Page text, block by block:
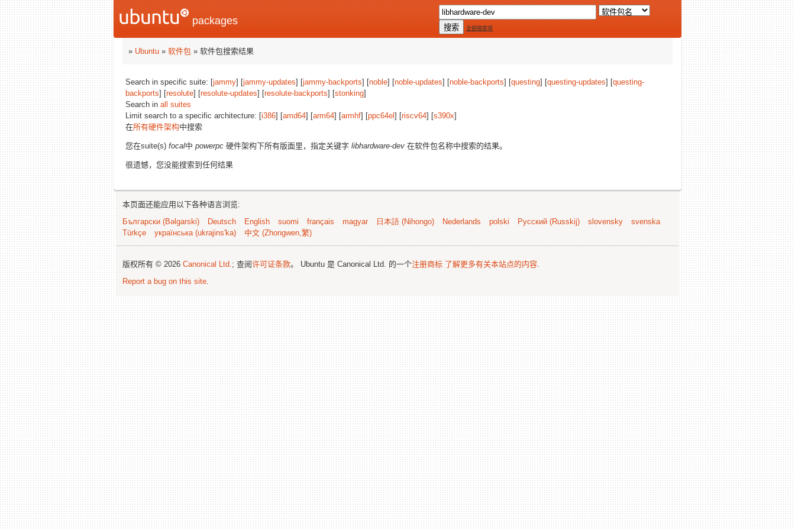
packages
全部搜索项
» Ubuntu » 软件包 » 软件包搜索结果
Search in specific suite: [jammy] [jammy-updates] [jammy-backports] [noble] [noble-updates] [noble-backports] [questing] [questing-updates] [questing-
backports] [resolute] [resolute-updates] [resolute-backports] [stonking]
Search in all suites
Limit search to a specific architecture: [i386] [amd64] [arm64] [armhf] [ppc64el ] [riscv64] [s390x]
在所有硬件架构中搜索
您在suite(s) focal中 powerpc 硬件架构下所有版面里，指定关键字 libhardware-dev 在软件包名称中搜索的结果。
很遗憾，您没能搜索到任何结果
本页面还能应用以下各种语言浏览:
Български (Bəlgarski)
Deutsch English suomi français magyar 日本語 (Nihongo) Nederlands polski Русский (Russkij) slovensky
svenska
Türkçe
українська (ukrajins'ka) 中文 (Zhongwen,繁)
版权所有 © 2026 Canonical Ltd.; 查阅许可证条款。 Ubuntu 是 Canonical Ltd. 的一个注册商标 了解更多有关本站点的内容.
Report a bug on this site.